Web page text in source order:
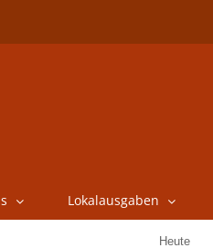
Lokalausgaben